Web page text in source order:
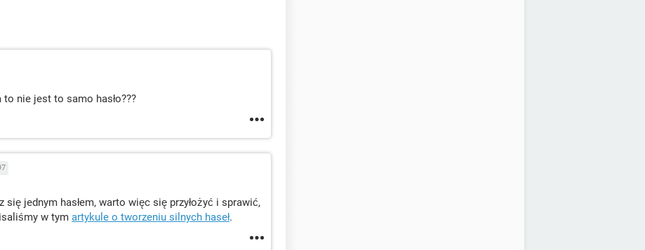
nie jest to samo hasło???
się jednym hasłem, warto więc się przyłożyć i sprawić,
w tym artykule o tworzeniu silnych haseł.